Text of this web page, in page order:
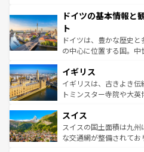
せる。地方によって風土
ンテンツ一覧 を参照して
で、幅広い魅力が詰まっ
聖堂、美しいビーチ、そ
から魅了する。また、
れ、フランス料理はユ
香り高いラベンダー畑な
らに、パリ以外の地域
も豊かな歴史と文化が息
を参照してほしい。
ドイツの基本情報と
ト
ドイツは、豊かな歴史
の中心に位置する国。
顔を持つこの国は、どこ
ルリンの文化的活気、
してライン川沿いのワ
は、お酒好きな人にはぜひ体験
ドイツ情報はコンテンツ
イギリス
イギリスは、古きよき
トミンスター寺院や大
リアごとに異なる魅力が
ティー、ビール好きに
戦など、本場だからこ
スイス
スイスの国土面積は九
な交通網が整備されて